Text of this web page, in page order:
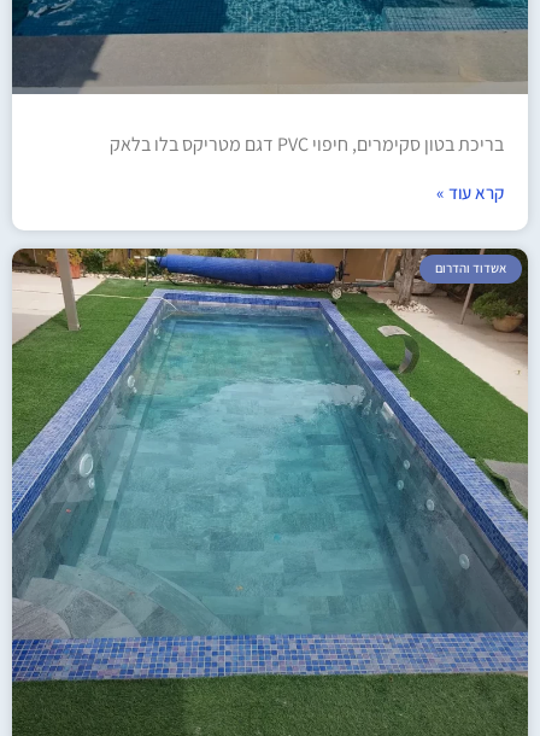
בריכת בטון סקימרים, חיפוי PVC דגם מטריקס בלו בלאק​
קרא עוד »
אשדוד והדרום